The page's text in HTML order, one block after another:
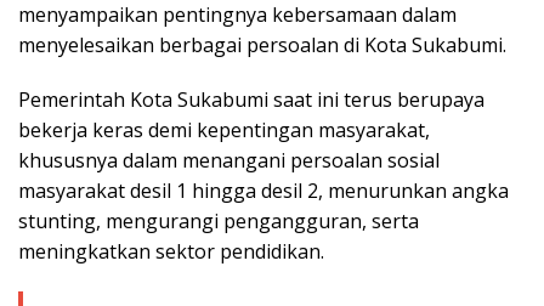
menyampaikan pentingnya kebersamaan dalam
menyelesaikan berbagai persoalan di Kota Sukabumi.
Pemerintah Kota Sukabumi saat ini terus berupaya
bekerja keras demi kepentingan masyarakat,
khususnya dalam menangani persoalan sosial
masyarakat desil 1 hingga desil 2, menurunkan angka
stunting, mengurangi pengangguran, serta
meningkatkan sektor pendidikan.